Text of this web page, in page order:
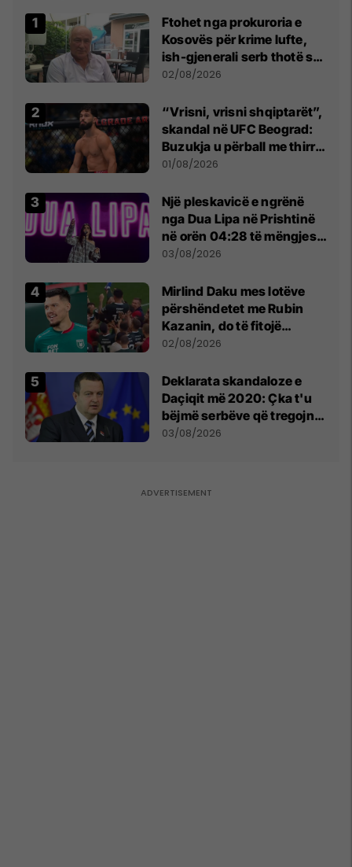
Ftohet nga prokuroria e
Kosovës për krime lufte,
ish-gjenerali serb thotë se
dikush e tradhtoi në
02/08/2026
“Vrisni, vrisni shqiptarët”,
skandal në UFC Beograd:
Buzukja u përball me thirrje
anti-shqiptare nga
01/08/2026
Një pleskavicë e ngrënë
nga Dua Lipa në Prishtinë
në orën 04:28 të mëngjesit
- dhe bota digjitale serbe
03/08/2026
Mirlind Daku mes lotëve
përshëndetet me Rubin
Kazanin, do të fitojë
miliona te Spartak Moska
02/08/2026
​Deklarata skandaloze e
Daçiqit më 2020: Çka t'u
bëjmë serbëve që tregojnë
ku janë varrosur shqiptarët
03/08/2026